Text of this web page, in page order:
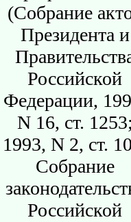
(Собрание
Президента и
Российской
Федерации,
N 16, ст.
1993, N 2, ст.
Собрание
Российской